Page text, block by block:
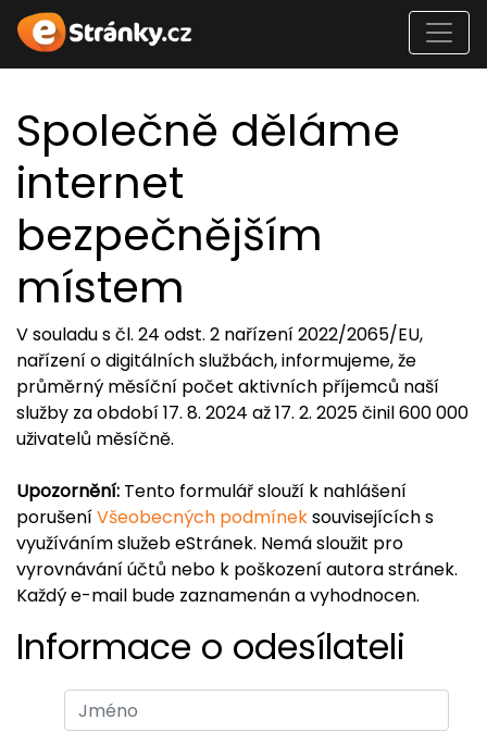
Společně děláme
internet
bezpečnějším
místem
V souladu s čl. 24 odst. 2 nařízení 2022/2065/EU,
nařízení o digitálních službách, informujeme, že
průměrný měsíční počet aktivních příjemců naší
služby za období 17. 8. 2024 až 17. 2. 2025 činil 600 000
uživatelů měsíčně.
Upozornění: Tento formulář slouží k nahlášení
porušeníVšeobecných podmíneksouvisejících s
využíváním služeb eStránek. Nemá sloužit pro
vyrovnávání účtů nebo k poškození autora stránek.
Každý e-mail bude zaznamenán a vyhodnocen.
Informace o odesílateli